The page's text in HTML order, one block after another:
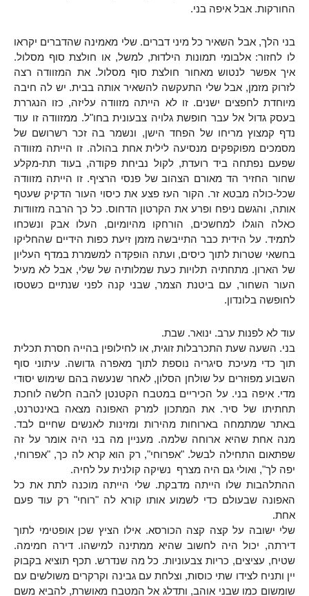
החורקות. אבל איפה בני.
בני הלך, אבל השאיר כל מיני דברים. שלי מאמינה שהדברים יקראו
לו לחזור: אלבומי תמונות הילדוּת, למשל, או חולצת סוף מסלול.
איך אפשר לנטוש מאחור חולצת סוף מסלול. את המזוודה רצה
לזרוק מזמן, אבל שלי התעקשה להשאיר אותה בבית. יש לה חיבה
מיוחדת לחפצים ישנים. זו לא הייתה מזוודה עליזה, כזו הנגררת
בעסק גדול אל עבר חופשת גלויה צבעונית בחו"ל. ממזוודה זו עוד
נדף קמצוץ מריחו של הפחד הישן, ונשמר בה זכר רשרושם של
מסמכים מפוקפקים מנסיעה לילית אחת בהולה. זו הייתה מזוודה
שפעם נפתחה ביד רועדת, לקול נביחת פקודה, בעוד תת-מקלע
שחור החזיר הד מאורם הצהוב של פנסי הרציף. זו הייתה מזוודה
שכל-כולה מבטא זר. הקור העז פצע את כיסוי העור הדקיק שעטף
אותה, והגשם ניפח ופרע את הקרטון הדחוס. כל כך הרבה מזוודות
כאלה הוגלו למחשכים, הורחקו מהיומיום, העלו אבק ונשכחו
לתמיד. על הידית כבר התייבשה מזמן זיעת כפות הידיים שהחליקו
בחשאי שטרות לתוך כיסים, ועתה הופקדה למשמרת במדף העליון
של הארון. מתחתיה תלויות כעת שמלותיה של שלי, אבל לא מעיל
העור השחור, עם ביטנת הצמר, שבני קנה לפני שנתיים כשטסו
לחופשה בלונדון.
עוד לא לפנות ערב. ינואר. שבת.
בני. השעה שעת התכרבלות זוגית, או לחילופין בהייה חסרת תכלית
תוך כדי מעיכת סיגריה נוספת לתוך מאפרה גדושה. עיתוני סוף
השבוע מפוזרים על שולחן הסלון, לאחר שנעשה בהם שימוש יסודי
מדי. איפה בני. על הכיריים במטבח הקטנטן להבה חלשה לוחכת
תחתיתו של סיר. את המתכון למרק האפונה מצאה באינטרנט,
באתר שמתמחה בארוחות מהירות ומזינות לאנשים שחיים לבד.
מנה אחת שהיא ארוחה שלמה. מעניין מה בני היה אומר על זה
שפתאום התחילה לבשל. "אפרוחי", רק הוא קרא לה כך, "אפרוחי,
יפה לך", ואולי גם היה מצרף נשיקה קולנית על לחיה.
ההתלהבות שלו הייתה מדבקת. שלי הייתה מוכנה לתת את כל
האפונה שבעולם כדי לשמוע אותו קורא לה "רוחי" רק עוד פעם
אחת.
שלי ישובה על קצה קצה הכורסא. אילו הציץ שכן אופטימי לתוך
דירתה, יכול היה לחשוב שהיא ממתינה למישהו. דירה חמימה.
שטיח, עציצים, כריות צבעוניות. כל מה שנדרש. תכף תוציא בקבוק
יין ותניח לצידו שתי כוסות, וצלחת עם גבינה וקרקרים משולשים עם
שומשום כמו שבני אוהב, ותדלג אל המטבח מאושרת, להביא משם